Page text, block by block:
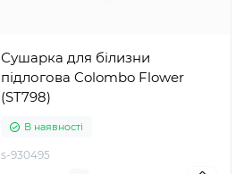
Сушарка для білизни
підлогова Colombo Flower
(ST798)
В наявності
s-930495